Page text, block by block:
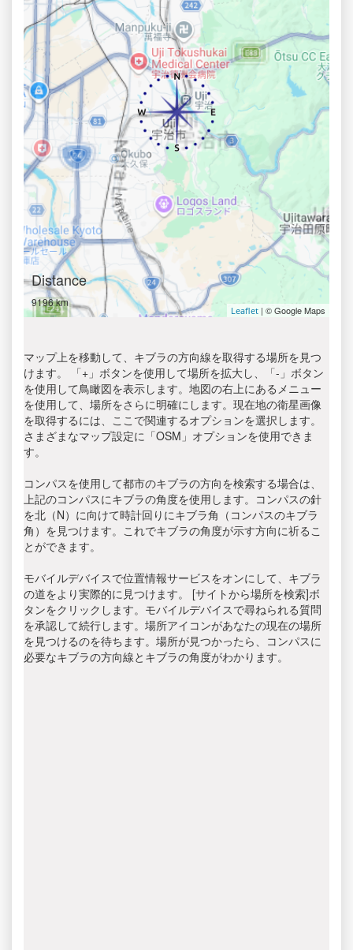
Distance
9196 km
Leaflet | © Google Maps
マップ上を移動して、キブラの方向線を取得する場所を見つ
けます。 「+」ボタンを使用して場所を拡大し、「-」ボタン
を使用して鳥瞰図を表示します。地図の右上にあるメニュー
を使用して、場所をさらに明確にします。現在地の衛星画像
を取得するには、ここで関連するオプションを選択します。
さまざまなマップ設定に「OSM」オプションを使用できま
す。
コンパスを使用して都市のキブラの方向を検索する場合は、
上記のコンパスにキブラの角度を使用します。コンパスの針
を北（N）に向けて時計回りにキブラ角（コンパスのキブラ
角）を見つけます。これでキブラの角度が示す方向に祈るこ
とができます。
モバイルデバイスで位置情報サービスをオンにして、キブラ
の道をより実際的に見つけます。 [サイトから場所を検索]ボ
タンをクリックします。モバイルデバイスで尋ねられる質問
を承認して続行します。場所アイコンがあなたの現在の場所
を見つけるのを待ちます。場所が見つかったら、コンパスに
必要なキブラの方向線とキブラの角度がわかります。